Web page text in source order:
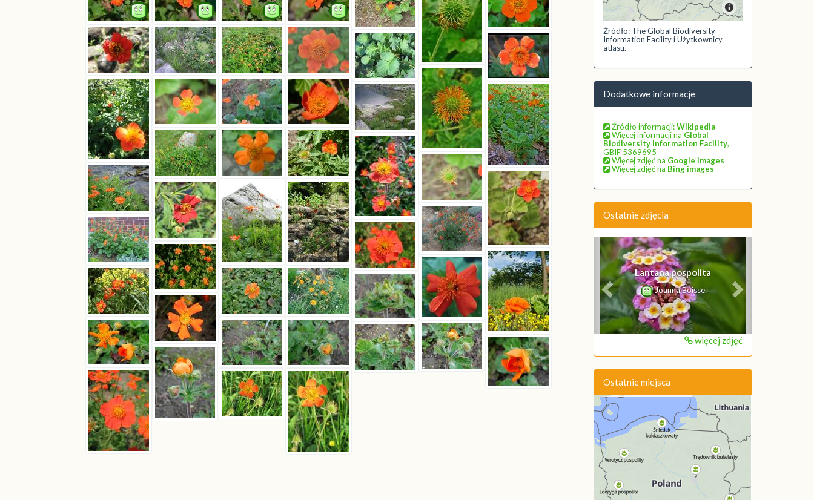
Źródło: The Global Biodiversity
Information Facility i Użytkownicy
atlasu.
Dodatkowe informacje
Źródło informacji:Wikipedia
Więcej informacji na Global
Biodiversity Information Facility,
GBIF 5369695
Więcej zdjęć na Google images
Więcej zdjęć na Bing images
Ostatnie zdjęcia
Lantana pospolita
Joanna Boisse
Poprzednie
więcej zdjęć
Ostatnie miejsca